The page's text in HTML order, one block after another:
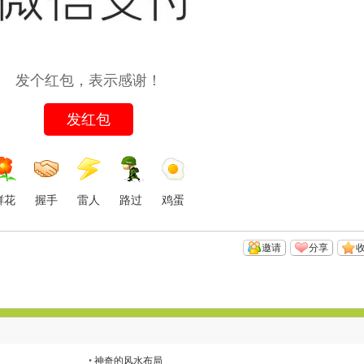
发个红包，表示感谢！
发红包
花 握手 雷人 路过 鸡蛋
分享
邀请
• 神奇的风水布局